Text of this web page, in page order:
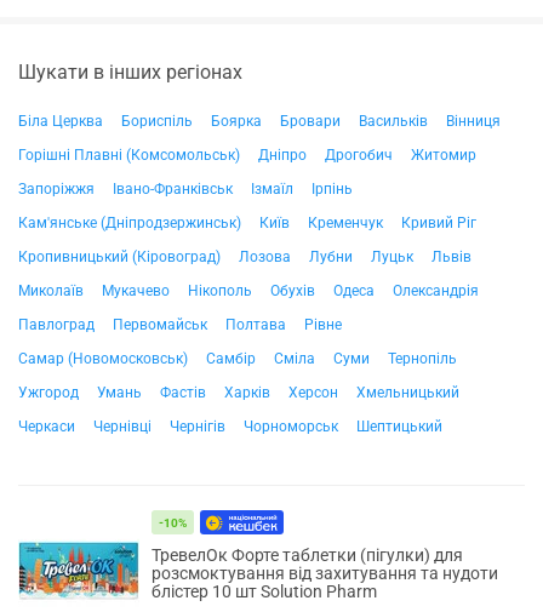
Шукати в інших регіонах
Біла Церква Бориспіль Боярка Бровари Васильків
Вінниця
Горішні Плавні (Комсомольськ)
Дніпро Дрогобич
Житомир
Запоріжжя
Івано-Франківськ Ізмаїл
Ірпінь
Кам'янське (Дніпродзержинськ)
Київ Кременчук
Кривий Ріг
Кропивницький (Кіровоград)
Лозова Лубни Луцьк
Львів
Миколаїв
Мукачево Нікополь Обухів Одеса
Олександрія
Павлоград
Первомайськ Полтава
Рівне
Самар (Новомосковськ)
Самбір Сміла Суми
Тернопіль
Ужгород
Умань Фастів Харків Херсон
Хмельницький
Черкаси
Чернівці Чернігів Чорноморськ Шептицький
-10%
ТревелОк Форте таблетки (пігулки) для
розсмоктування від захитування та нудоти
блістер 10 шт Solution Pharm